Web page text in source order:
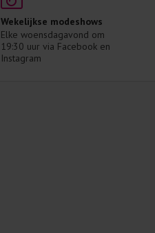
Wekelijkse modeshows
Elke woensdagavond om
19:30 uur via Facebook en
Instagram